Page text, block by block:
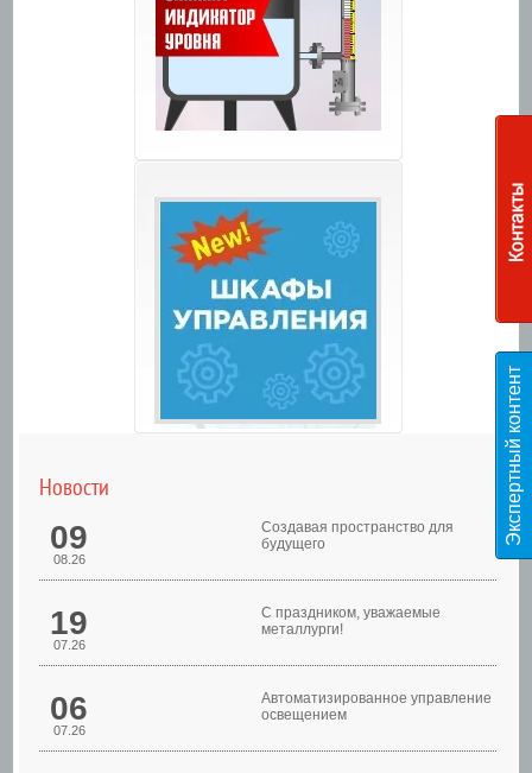
Э
к
с
п
е
р
т
н
ы
й
к
о
н
т
е
н
т
T
E
S
Шкафы управления
Новости
09
08.26
Создавая пространство для
будущего
19
07.26
С праздником, уважаемые
металлурги!
06
07.26
Автоматизированное управление
освещением